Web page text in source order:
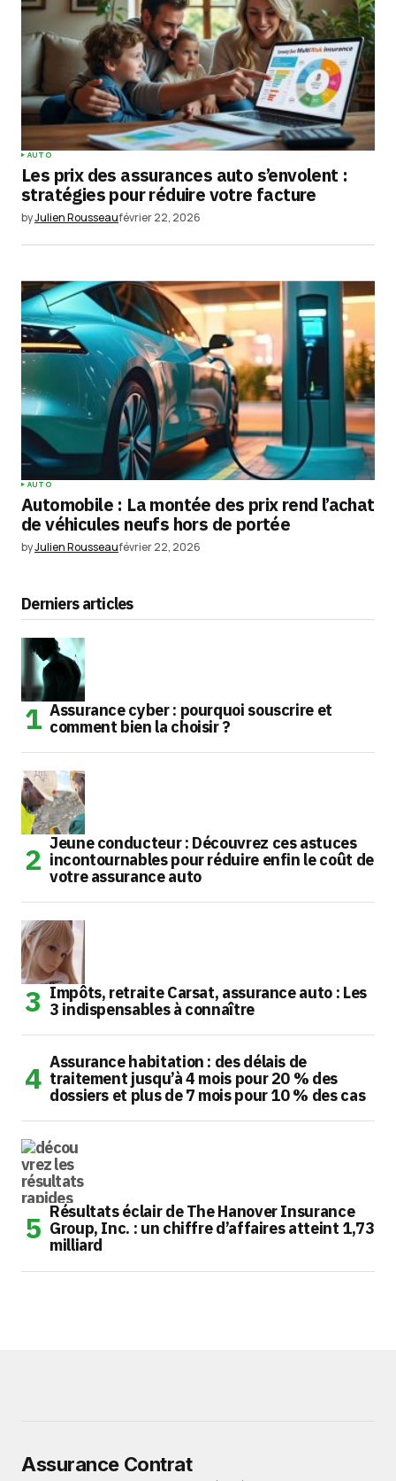
AUTO
Les prix des assurances auto s’envolent :
stratégies pour réduire votre facture
byJulien Rousseaufévrier 22, 2026
AUTO
Automobile : La montée des prix rend l’achat
de véhicules neufs hors de portée
byJulien Rousseaufévrier 22, 2026
Derniers articles
Assurance cyber : pourquoi souscrire et
comment bien la choisir ?
Jeune conducteur : Découvrez ces astuces
incontournables pour réduire enfin le coût de
votre assurance auto
Impôts, retraite Carsat, assurance auto : Les
3 indispensables à connaître
Assurance habitation : des délais de
traitement jusqu’à 4 mois pour 20 % des
dossiers et plus de 7 mois pour 10 % des cas
Résultats éclair de The Hanover Insurance
Group, Inc. : un chiffre d’affaires atteint 1,73
milliard
Assurance Contrat